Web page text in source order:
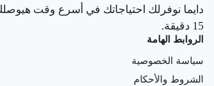
دايما نوفرلك احتياجاتك في أسرع وقت
15 دقيقة.
الروابط الهامة
سياسة الخصوصية
الشروط والأحكام